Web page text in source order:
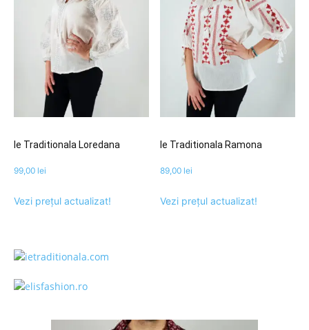
Ie Traditionala Loredana
99,00 lei
Vezi prețul actualizat!
Ie Traditionala Ramona
89,00 lei
Vezi prețul actualizat!